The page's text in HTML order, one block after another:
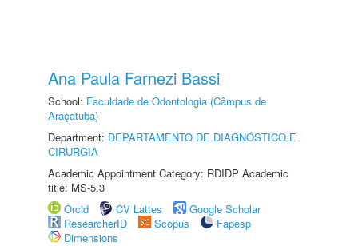
Ana Paula Farnezi Bassi
School: Faculdade de Odontologia (Câmpus de
Araçatuba)
Department: DEPARTAMENTO DE DIAGNÓSTICO E
CIRURGIA
Academic Appointment Category: RDIDP Academic
title: MS-5.3
Orcid
CV Lattes
Google Scholar
ResearcherID
Scopus
Fapesp
Dimensions